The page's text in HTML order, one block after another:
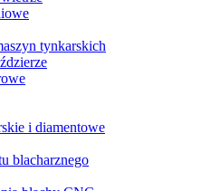
tynkarskich
i diamentowe
blacharznego